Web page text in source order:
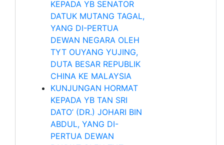
KEPADA YB SENATOR
DATUK MUTANG TAGAL,
YANG DI-PERTUA
DEWAN NEGARA OLEH
TYT OUYANG YUJING,
DUTA BESAR REPUBLIK
CHINA KE MALAYSIA
KUNJUNGAN HORMAT
KEPADA YB TAN SRI
DATO’ (DR.) JOHARI BIN
ABDUL, YANG DI-
PERTUA DEWAN